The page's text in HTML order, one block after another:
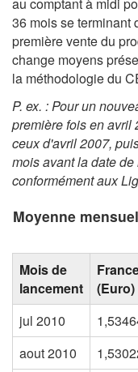
36 mois se terminant
première vente du
change moyens
la méthodologie du
P. ex. : Pour un
première fois en avril
ceux d'avril 2007,
mois avant la date
conformément aux
Moyenne
Mois de
lancement
(Euro)
jul 2010
aout 2010